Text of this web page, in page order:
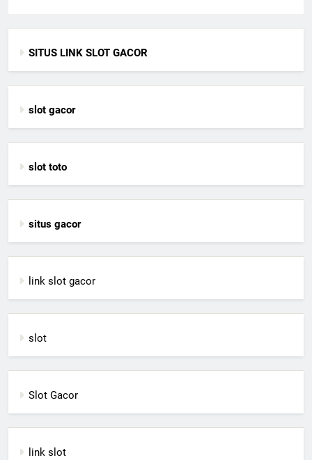
SITUS LINK SLOT GACOR
slot gacor
slot toto
situs gacor
link slot gacor
slot
Slot Gacor
link slot